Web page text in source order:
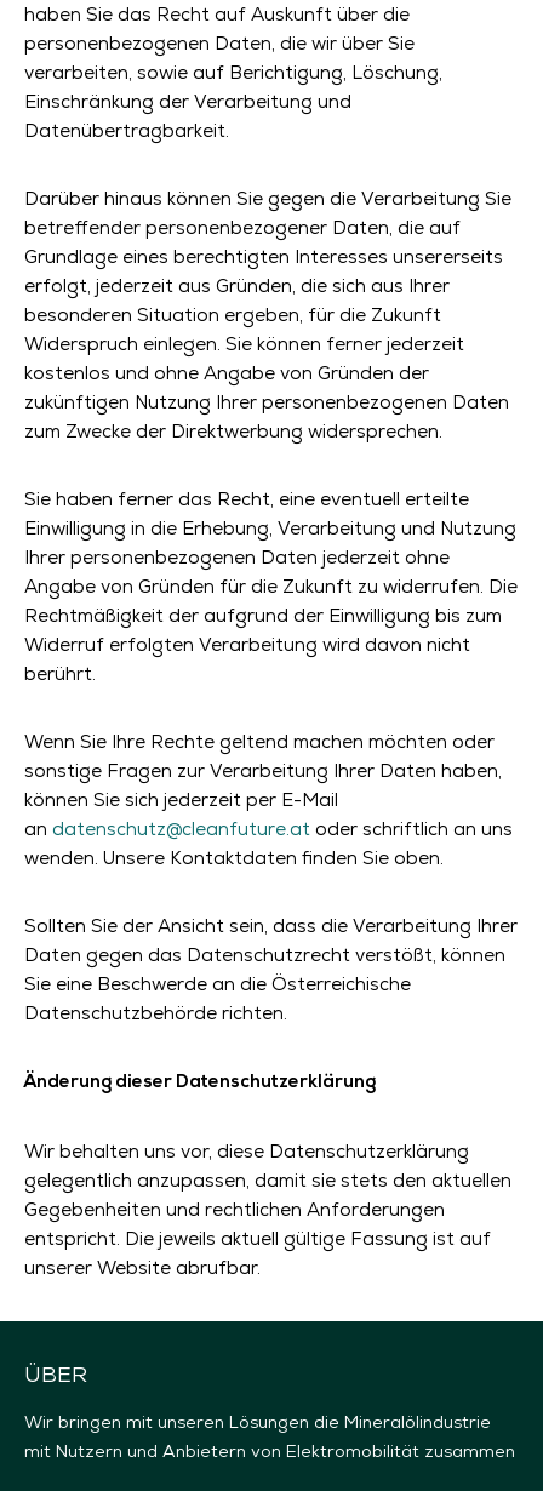
haben Sie das Recht auf Auskunft über die
personenbezogenen Daten, die wir über Sie
verarbeiten, sowie auf Berichtigung, Löschung,
Einschränkung der Verarbeitung und
Datenübertragbarkeit.
Darüber hinaus können Sie gegen die Verarbeitung Sie
betreffender personenbezogener Daten, die auf
Grundlage eines berechtigten Interesses unsererseits
erfolgt, jederzeit aus Gründen, die sich aus Ihrer
besonderen Situation ergeben, für die Zukunft
Widerspruch einlegen. Sie können ferner jederzeit
kostenlos und ohne Angabe von Gründen der
zukünftigen Nutzung Ihrer personenbezogenen Daten
zum Zwecke der Direktwerbung widersprechen.
Sie haben ferner das Recht, eine eventuell erteilte
Einwilligung in die Erhebung, Verarbeitung und Nutzung
Ihrer personenbezogenen Daten jederzeit ohne
Angabe von Gründen für die Zukunft zu widerrufen. Die
Rechtmäßigkeit der aufgrund der Einwilligung bis zum
Widerruf erfolgten Verarbeitung wird davon nicht
berührt.
Wenn Sie Ihre Rechte geltend machen möchten oder
sonstige Fragen zur Verarbeitung Ihrer Daten haben,
können Sie sich jederzeit per E-Mail
an datenschutz@cleanfuture.at oder schriftlich an uns
wenden. Unsere Kontaktdaten finden Sie oben.
Sollten Sie der Ansicht sein, dass die Verarbeitung Ihrer
Daten gegen das Datenschutzrecht verstößt, können
Sie eine Beschwerde an die Österreichische
Datenschutzbehörde richten.
Änderung dieser Datenschutzerklärung
Wir behalten uns vor, diese Datenschutzerklärung
gelegentlich anzupassen, damit sie stets den aktuellen
Gegebenheiten und rechtlichen Anforderungen
entspricht. Die jeweils aktuell gültige Fassung ist auf
unserer Website abrufbar.
ÜBER
Wir bringen mit unseren Lösungen die Mineralölindustrie
mit Nutzern und Anbietern von Elektromobilität zusammen